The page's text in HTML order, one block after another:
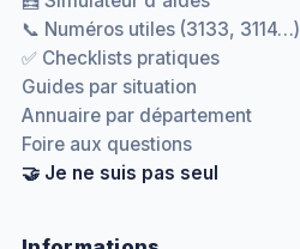
📞 Numéros utiles (3133, 3114…)
✅ Checklists pratiques
Guides par situation
Annuaire par département
Foire aux questions
🤝 Je ne suis pas seul